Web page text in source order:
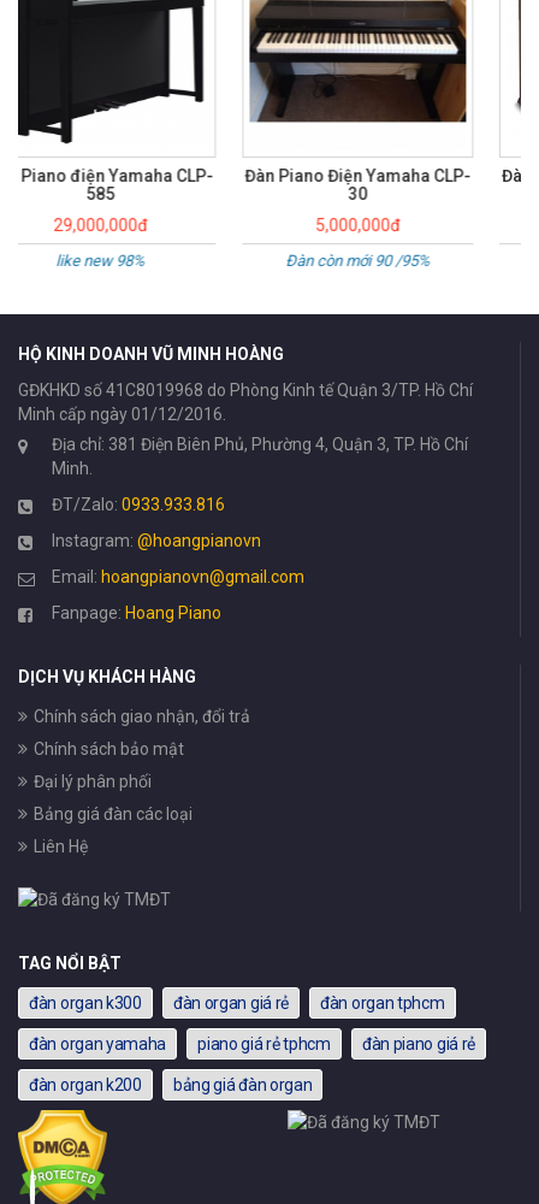
Đàn Piano Điện Yamaha CLP-
5,000,000đ
Đàn còn mới 90 /95%
Đàn Piano Điện Yamaha CLP-
10,000,000đ
Đàn còn mới 90/95%
HỘ KINH DOANH VŨ MINH HOÀNG
GĐKHKD số 41C8019968 do Phòng Kinh tế Quận 3/TP. Hồ Chí
Minh cấp ngày 01/12/2016.
Địa chỉ: 381 Điện Biên Phủ, Phường 4, Quận 3, TP. Hồ Chí
Minh.
ĐT/Zalo: 0933.933.816
Instagram: @hoangpianovn
Email: hoangpianovn@gmail.com
Fanpage: Hoang Piano
DỊCH VỤ KHÁCH HÀNG
Chính sách giao nhận, đổi trả
Chính sách bảo mật
Đại lý phân phối
Bảng giá đàn các loại
Liên Hệ
TAG NỔI BẬT
đàn organ k300 đàn organ giá rẻ đàn organ tphcm
đàn organ yamaha piano giá rẻ tphcm đàn piano giá rẻ
đàn organ k200 bảng giá đàn organ